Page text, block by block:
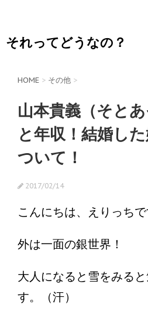
それってどうなの？
HOME > その他 >
山本貴義（そと
と年収！結婚し
ついて！
2017/02/14
こんにちは、えりっちで
外は一面の銀世界！
大人になると雪をみる
す。（汗）